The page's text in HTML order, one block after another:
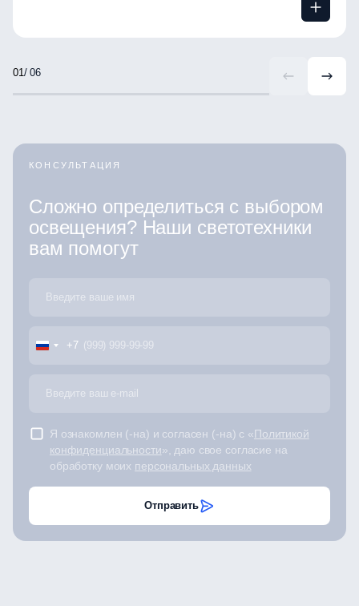
/ 06
КОНСУЛЬТАЦИЯ
Сложно определиться с выбором
освещения? Наши светотехники
вам помогут
+7
Я ознакомлен (-на) и согласен (-на) с «Политикой
конфиденциальности», даю свое согласие на
обработку моих персональных данных
Отправить